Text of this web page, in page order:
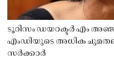
ടൂറിസം ഡയറക്ടർ എം
എംഡിയുടെ അധിക ചുമതല
സർക്കാർ